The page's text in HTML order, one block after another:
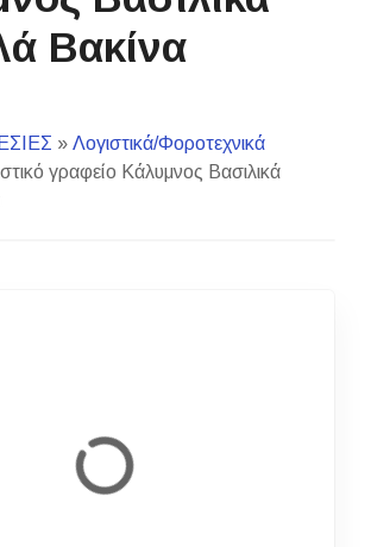
Βακίνα
» Λογιστικά/Φοροτεχνικά
γραφείο Κάλυμνος Βασιλικά